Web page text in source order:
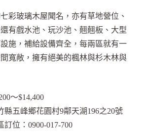
彩玻璃木屋聞名，亦有草地營位、
有戲水池、玩沙池、翹翹板、大型
施，補給設備齊全，每兩區就有一
寬敞，擁有絕美的楓林與杉木林與
～$14,400
縣五峰鄉花園村9鄰天湖196之20號
訂位：0900-017-700